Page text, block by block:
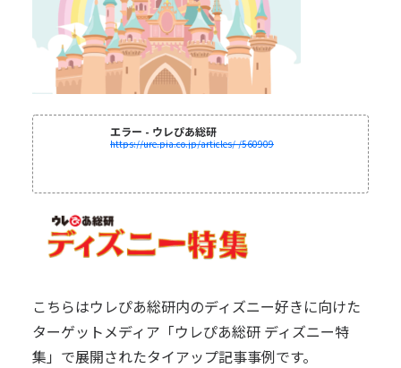
エラー - ウレぴあ総研
https://ure.pia.co.jp/articles/-/560909
こちらはウレぴあ総研内のディズニー好きに向けた
ターゲットメディア「ウレぴあ総研 ディズニー特
集」で展開されたタイアップ記事事例です。